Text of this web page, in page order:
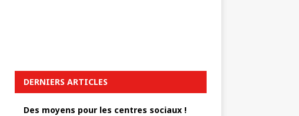
DERNIERS ARTICLES
Des moyens pour les centres sociaux !